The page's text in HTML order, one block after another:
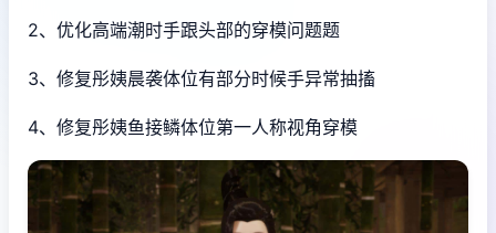
2、优化高端潮时手跟头部的穿模问题题
3、修复彤姨晨袭体位有部分时候手异常抽搐
4、修复彤姨鱼接鳞体位第一人称视角穿模